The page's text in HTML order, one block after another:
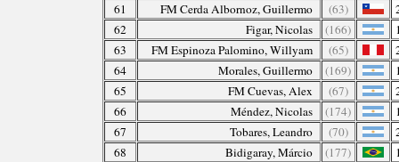
61
FM Cerda Albornoz, Guillermo (63)
62
Figar, Nicolas (166)
63
FM Espinoza Palomino, Willyam (65)
64
Morales, Guillermo (169)
65
FM Cuevas, Alex (67)
66
Méndez, Nicolas (174)
67
Tobares, Leandro (70)
68
Bidigaray, Márcio (177)